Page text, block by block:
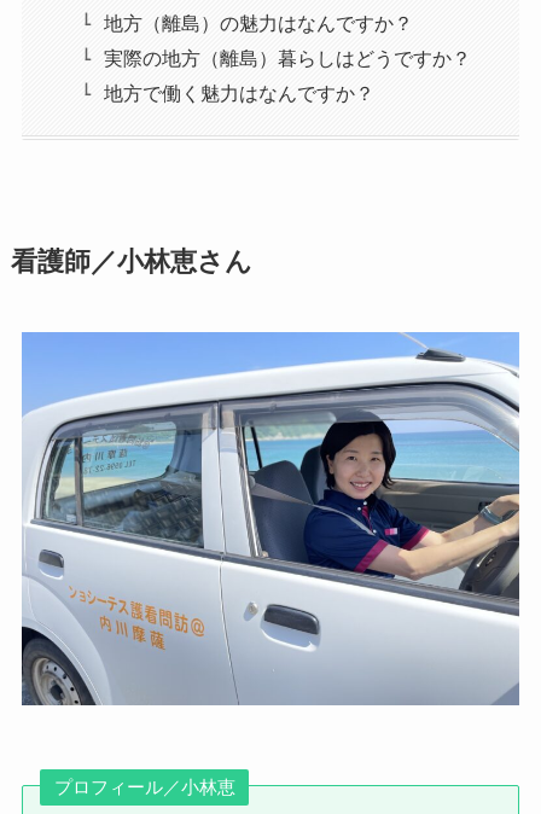
地方（離島）の魅力はなんですか？
実際の地方（離島）暮らしはどうですか？
地方で働く魅力はなんですか？
看護師／小林恵さん
プロフィール／小林恵